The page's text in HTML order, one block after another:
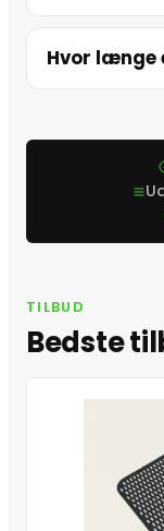
Hvor længe
TILBUD
Bedste